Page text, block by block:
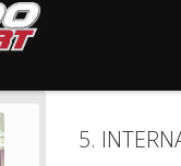
5.